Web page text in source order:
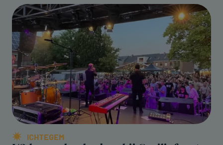
ICHTEGEM